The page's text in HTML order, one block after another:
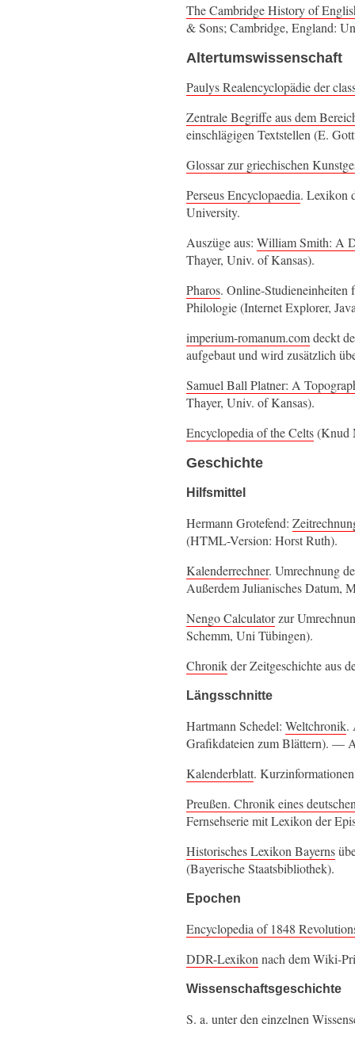
The Cambridge History of
& Sons; Cambridge, England:
Altertumswissenschaft
Paulys Realencyclopädie der
Zentrale Begriffe aus dem
einschlägigen Textstellen (E.
Glossar zur griechischen
Perseus Encyclopaedia. Lexikon
University.
Auszüge aus:William Smith: A
Thayer, Univ. of Kansas).
Pharos. Online-Studieneinheiten
Philologie (Internet Explorer,
imperium-romanum.comdeckt
aufgebaut und wird zusätzlich
Samuel Ball Platner: A
Thayer, Univ. of Kansas).
Encyclopedia of the Celts(Knud
Geschichte
Hilfsmittel
Hermann Grotefend:
(HTML-Version: Horst Ruth).
Kalenderrechner. Umrechnung
Außerdem Julianisches Datum,
Nengo Calculatorzur
Schemm, Uni Tübingen).
Chronikder Zeitgeschichte aus
Längsschnitte
Hartmann Schedel:Weltchronik.
Grafikdateien zum Blättern). —
Kalenderblatt.
Preußen. Chronik eines
Fernsehserie mit Lexikon der
Historisches Lexikon Bayerns
(Bayerische Staatsbibliothek).
Epochen
Encyclopedia of 1848
DDR-Lexikon nach dem Wiki-
Wissenschaftsgeschichte
S. a. unter den einzelnen